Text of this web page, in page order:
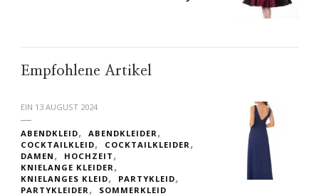
Empfohlene Artikel
EIN 13 AUGUST 2024
ABENDKLEID
ABENDKLEIDER
COCKTAILKLEID
COCKTAILKLEIDER
DAMEN
HOCHZEIT
KNIELANGE KLEIDER
KNIELANGES KLEID
PARTYKLEID
PARTYKLEIDER
SOMMERKLEID